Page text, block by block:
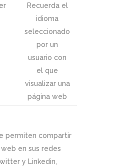
Recuerda el
idioma
seleccionado
por un
usuario con
el que
visualizar una
página web
permiten compartir
en sus redes
y Linkedin,